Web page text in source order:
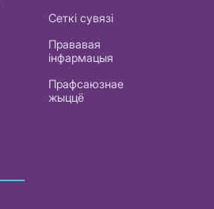
Сеткі сувязі
Прававая
інфармацыя
Прафсаюзнае
жыццё